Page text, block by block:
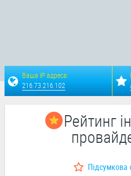
Ваша IP адреса:
216.73.216.102
Рейтинг
Підсумкова